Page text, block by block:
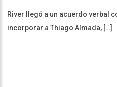
River llegó a un acuerdo verbal
incorporar a Thiago Almada, […]